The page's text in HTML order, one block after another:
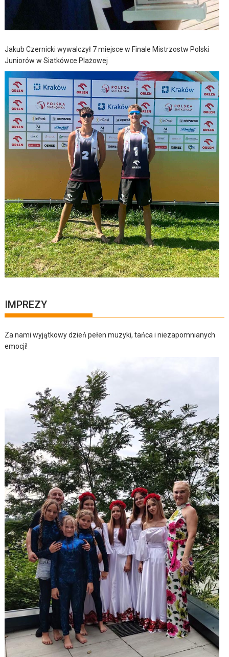
Jakub Czernicki wywalczył 7 miejsce w Finale Mistrzostw Polski
Juniorów w Siatkówce Plażowej
IMPREZY
Za nami wyjątkowy dzień pełen muzyki, tańca i niezapomnianych
emocji!